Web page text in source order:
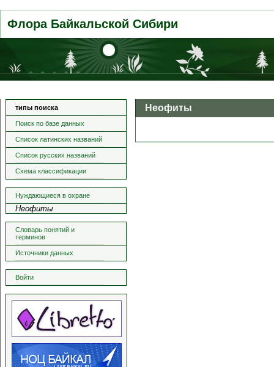
Флора Байкальской Сибири
типы поиска
Поиск по базе данных
Список латинских названий
Список русских названий
Схема классификации
Нуждающиеся в охране
Неофиты
Словарь понятий и
терминов
Источники данных
Войти
Неофиты